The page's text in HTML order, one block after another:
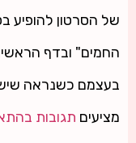
של הסרטון להופיע
החמים" ובדף
בעצמם כשנראה שיש
מציעים תגובות